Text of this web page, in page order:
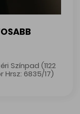
Színpad (1122
6835/17)